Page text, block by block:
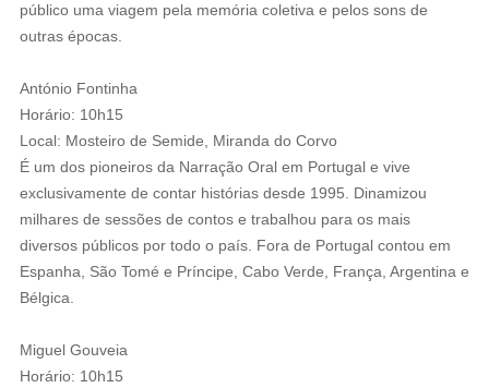
público uma viagem pela memória coletiva e pelos sons de
outras épocas.
António Fontinha
️Horário: 10h15
Local: Mosteiro de Semide, Miranda do Corvo
É um dos pioneiros da Narração Oral em Portugal e vive
exclusivamente de contar histórias desde 1995. Dinamizou
milhares de sessões de contos e trabalhou para os mais
diversos públicos por todo o país. Fora de Portugal contou em
Espanha, São Tomé e Príncipe, Cabo Verde, França, Argentina e
Bélgica.
Miguel Gouveia
️Horário: 10h15